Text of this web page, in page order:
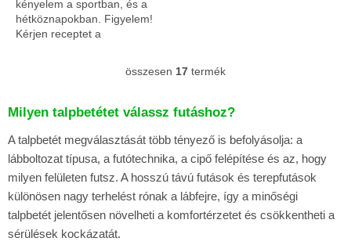
kényelem a sportban, és a
hétköznapokban. Figyelem!
Kérjen receptet a
csak kb.&nbsp;a harmadába
L
s
t
a
r
á
n
y
összesen 17 termék
Milyen talpbetétet válassz futáshoz?
A talpbetét megválasztását több tényező is befolyásolja: a
lábboltozat típusa, a futótechnika, a cipő felépítése és az, hogy
milyen felületen futsz. A hosszú távú futások és terepfutások
különösen nagy terhelést rónak a lábfejre, így a minőségi
talpbetét jelentősen növelheti a komfortérzetet és csökkentheti a
sérülések kockázatát.